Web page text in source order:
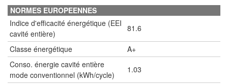
NORMES EUROPEENNES
Indice d'efficacité énergétique (EEI
cavité entière)
81.6
Classe énergétique
A+
Conso. énergie cavité entière
mode conventionnel (kWh/cycle)
1.03